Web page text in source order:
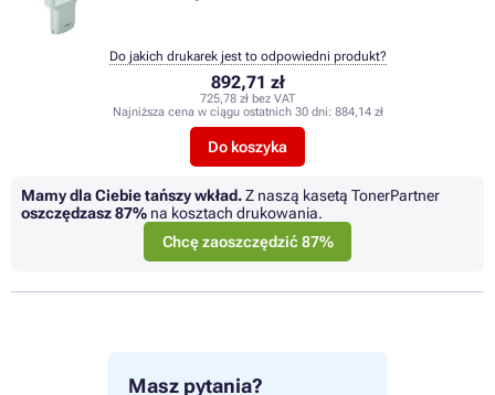
Masz pytania?
892,71 zł
725,78 zł bez VAT
Najniższa cena w ciągu ostatnich 30 dni: 884,14 zł
Do koszyka
Do jakich drukarek jest to odpowiedni produkt?
Mamy dla Ciebie tańszy wkład.Z naszą kasetą TonerPartner
oszczędzasz87% na kosztach drukowania.
Chcę zaoszczędzić 87%